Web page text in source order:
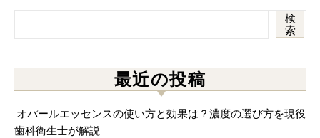
検
索
最近の投稿
オパールエッセンスの使い方と効果は？濃度の選び方を現役
歯科衛生士が解説